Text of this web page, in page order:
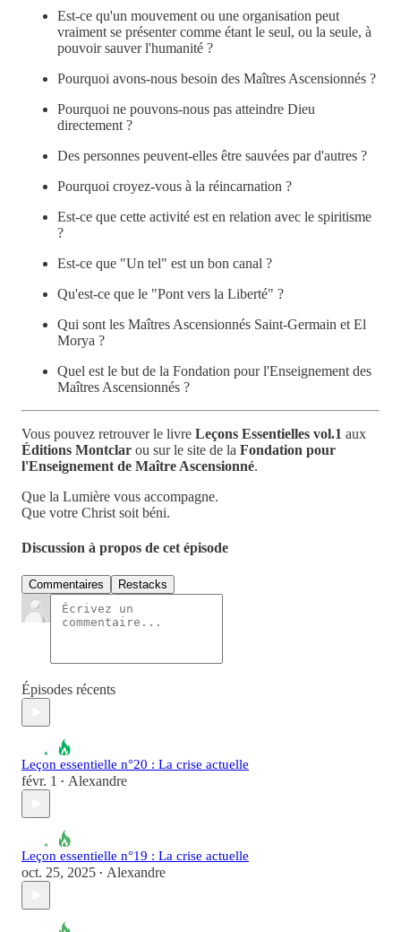
Est-ce qu'un mouvement ou une organisation peut
vraiment se présenter comme étant le seul, ou la seule, à
pouvoir sauver l'humanité ?
Pourquoi avons-nous besoin des Maîtres Ascensionnés ?
Pourquoi ne pouvons-nous pas atteindre Dieu
directement ?
Des personnes peuvent-elles être sauvées par d'autres ?
Pourquoi croyez-vous à la réincarnation ?
Est-ce que cette activité est en relation avec le spiritisme
?
Est-ce que "Un tel" est un bon canal ?
Qu'est-ce que le "Pont vers la Liberté" ?
Qui sont les Maîtres Ascensionnés Saint-Germain et El
Morya ?
Quel est le but de la Fondation pour l'Enseignement des
Maîtres Ascensionnés ?
Vous pouvez retrouver le livre Leçons Essentielles vol.1 aux
Éditions Montclar ou sur le site de la Fondation pour
l'Enseignement de Maître Ascensionné.
Que la Lumière vous accompagne.
Que votre Christ soit béni.
Discussion à propos de cet épisode
Commentaires Restacks
Épisodes récents
Leçon essentielle n°20 : La crise actuelle
févr. 1 • Alexandre
Leçon essentielle n°19 : La crise actuelle
oct. 25, 2025 • Alexandre